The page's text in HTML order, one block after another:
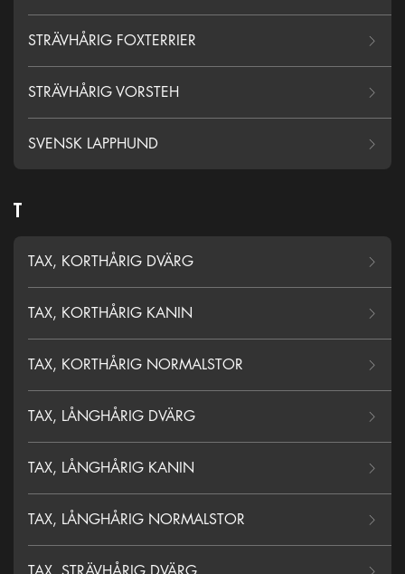
STRÄVHÅRIG FOXTERRIER
STRÄVHÅRIG VORSTEH
SVENSK LAPPHUND
T
TAX, KORTHÅRIG DVÄRG
TAX, KORTHÅRIG KANIN
TAX, KORTHÅRIG NORMALSTOR
TAX, LÅNGHÅRIG DVÄRG
TAX, LÅNGHÅRIG KANIN
TAX, LÅNGHÅRIG NORMALSTOR